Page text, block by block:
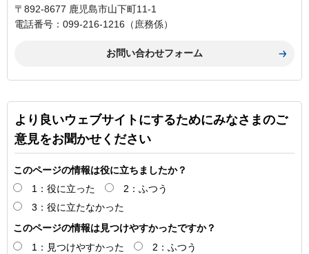
〒892-8677 鹿児島市山下町11-1
電話番号：099-216-1216（庶務係）
より良いウェブサイトにするためにみなさまのご
意見をお聞かせください
このページの情報は役に立ちましたか？
1：役に立った
2：ふつう
3：役に立たなかった
このページの情報は見つけやすかったですか？
1：見つけやすかった
2：ふつう